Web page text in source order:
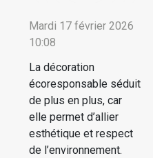
Mardi 17 février 2026
10:08
La décoration
écoresponsable séduit
de plus en plus, car
elle permet d’allier
esthétique et respect
de l’environnement.